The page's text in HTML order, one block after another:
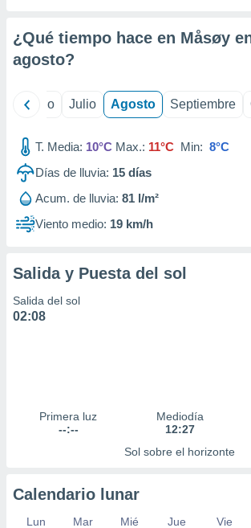
e
mediante
publicidad
publicidad
de
1199
¿Qué tiempo hace en Måsøy
agosto?
Junio Julio Agosto Septiembre
T. Media: 10°C Max.: 11°C Min: 8°C
Días de lluvia: 15 días
Acum. de lluvia: 81 l/m²
Viento medio: 19 km/h
Salida y Puesta del sol
Salida del sol
02:08
Primera luz
--:--
Mediodía
12:27
Sol sobre el horizonte
Calendario lunar
Lun Mar Mié Jue Vie